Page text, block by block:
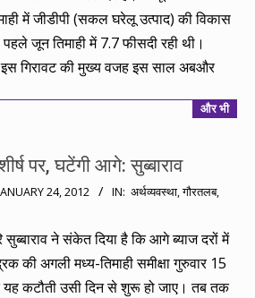
में जीडीपी (सकल घरेलू उत्पाद) की विकास
जून तिमाही में 7.7 फीसदी रही थी।
गिरावट की मुख्य वजह इस साल अबऔर
और भी
पर, घटेंगी आगे: सुब्बाराव
24, 2012 IN: अर्थव्यवस्था,गौरतलब,
सुब्बाराव ने संकेत दिया है कि आगे ब्याज दरों में
की अगली मध्य-तिमाही समीक्षा गुरुवार 15
यह कटौती उसी दिन से शुरू हो जाए। तब तक